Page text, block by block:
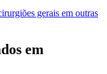
gerais em outras
em